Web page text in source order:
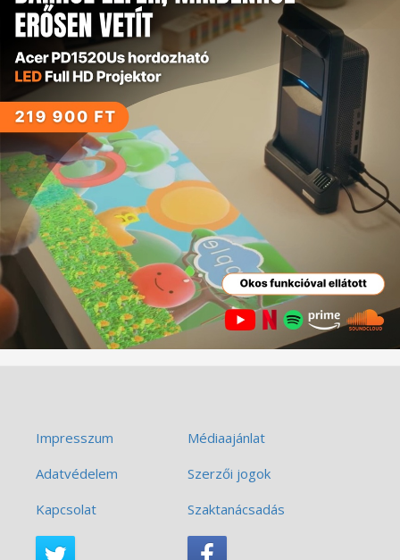
Impresszum
Médiaajánlat
Adatvédelem
Szerzői jogok
Kapcsolat
Szaktanácsadás